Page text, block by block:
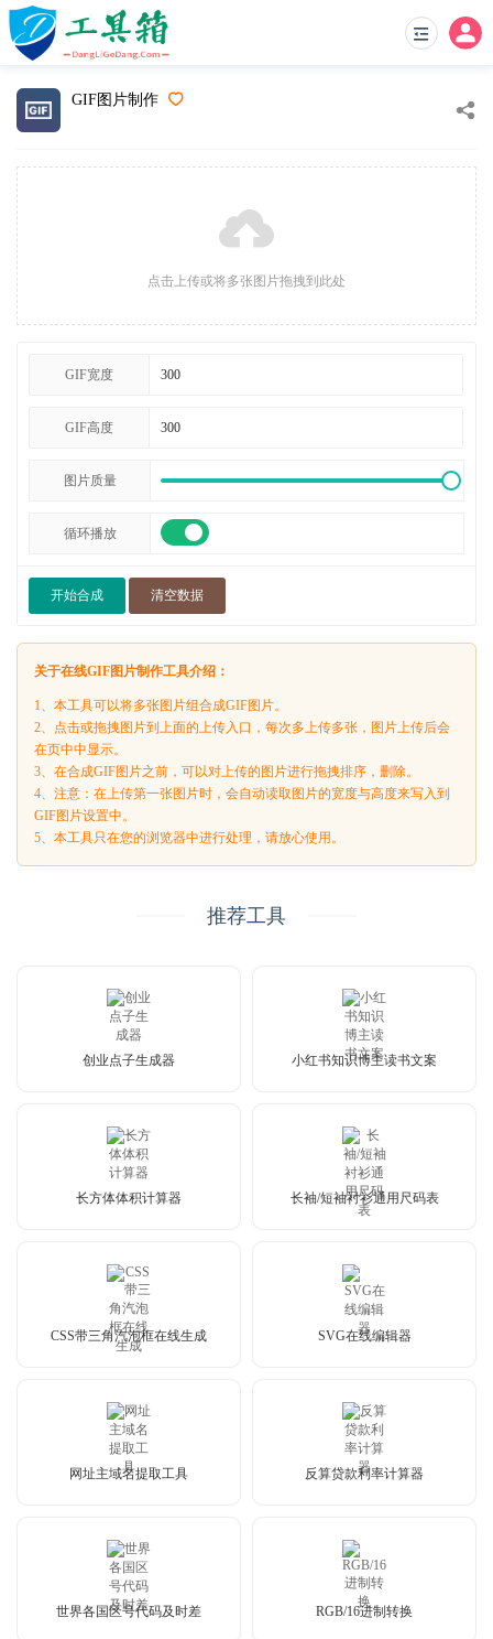
GIF图片制作
点击上传或将多张图片拖拽到此处
GIF宽度
GIF高度
图片质量
循环播放
开始合成 清空数据
关于在线GIF图片制作工具介绍：
1、本工具可以将多张图片组合成GIF图片。
2、点击或拖拽图片到上面的上传入口，每次多上传多张，图片上传后会
在页中中显示。
3、在合成GIF图片之前，可以对上传的图片进行拖拽排序，删除。
4、注意：在上传第一张图片时，会自动读取图片的宽度与高度来写入到
GIF图片设置中。
5、本工具只在您的浏览器中进行处理，请放心使用。
推荐工具
创业点子生成器 小红书知识博主读书文案
长方体体积计算器 长袖/短袖衬衫通用尺码表
CSS带三角汽泡框在线生成 SVG在线编辑器
网址主域名提取工具 反算贷款利率计算器
世界各国区号代码及时差 RGB/16进制转换